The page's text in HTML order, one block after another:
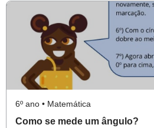
6º ano • Matemática
Como se mede um ângulo?